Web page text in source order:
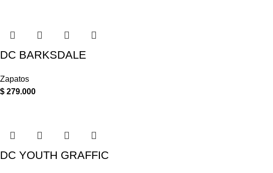
DC BARKSDALE
Zapatos
$ 279.000
DC YOUTH GRAFFIC